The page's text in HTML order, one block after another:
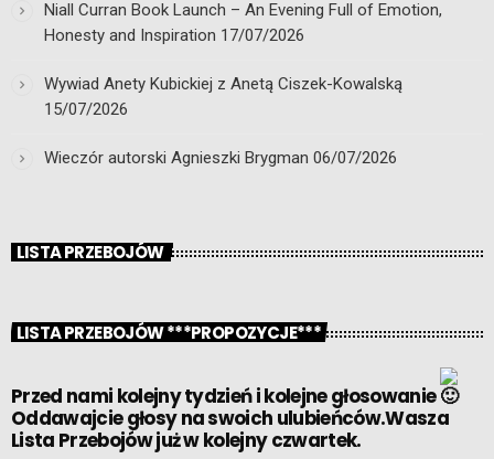
Niall Curran Book Launch – An Evening Full of Emotion,
Honesty and Inspiration 17/07/2026
Wywiad Anety Kubickiej z Anetą Ciszek-Kowalską
15/07/2026
Wieczór autorski Agnieszki Brygman 06/07/2026
LISTA PRZEBOJÓW
LISTA PRZEBOJÓW ***PROPOZYCJE***
Przed nami kolejny tydzień i kolejne głosowanie
Oddawajcie głosy na swoich ulubieńców.Wasza
Lista Przebojów już w kolejny czwartek.